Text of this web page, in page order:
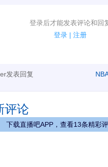
登录后才能发表评论和回
登录 | 注册
以发表评论了！
发表回复
评论
下载直播吧APP，查看13条精彩